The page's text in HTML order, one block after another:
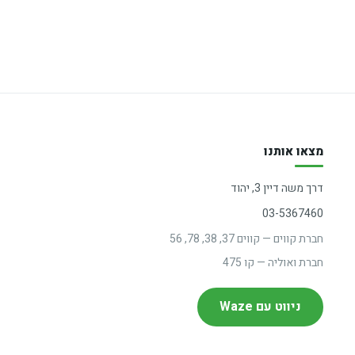
מצאו אותנו
דרך משה דיין 3, יהוד
03-5367460
חברת קווים — קווים 37, 38, 78, 56
חברת ואוליה — קו 475
ניווט עם Waze